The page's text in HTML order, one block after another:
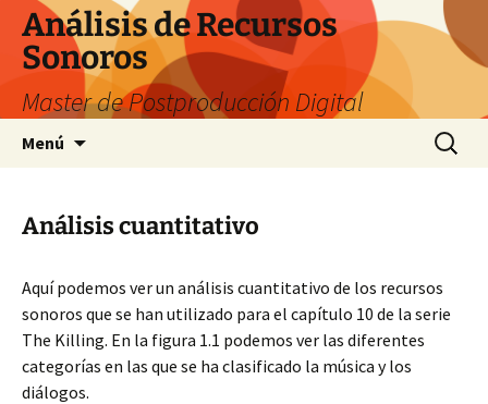
Saltar
contenido
Análisis de Recursos
Sonoros
Master de Postproducción Digital
Menú Buscar:
Análisis cuantitativo
Aquí podemos ver un análisis cuantitativo de los recursos
sonoros que se han utilizado para el capítulo 10 de la serie
The Killing. En la figura 1.1 podemos ver las diferentes
categorías en las que se ha clasificado la música y los
diálogos.